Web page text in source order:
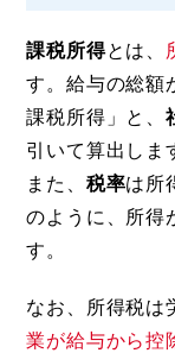
課税所得とは、
す。給与の総額
課税所得」と、
引いて算出しま
また、 税率は所
のように、所得
す。
なお、所得税は
業が給与から控